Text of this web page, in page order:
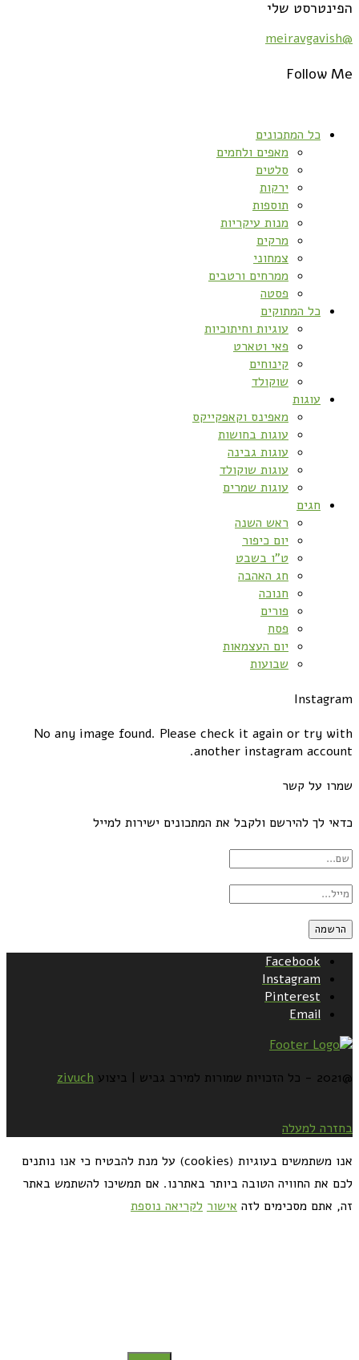
הפינטרסט שלי
@meiravgavish
Follow Me
כל המתכונים
מאפים ולחמים
סלטים
ירקות
תוספות
מנות עיקריות
מרקים
צמחוני
ממרחים ורטבים
פסטה
כל המתוקים
עוגיות וחיתוכיות
פאי וטארט
קינוחים
שוקולד
עוגות
מאפינס וקאפקייקס
עוגות בחושות
עוגות גבינה
עוגות שוקולד
עוגות שמרים
חגים
ראש השנה
יום כיפור
ט”ו בשבט
חג האהבה
חנוכה
פורים
פסח
יום העצמאות
שבועות
Instagram
No any image found. Please check it again or try with
another instagram account.
שמרו על קשר
כדאי לך להירשם ולקבל את המתכונים ישירות למייל
Facebook
Instagram
Pinterest
Email
@2021 - כל הזכויות שמורות למירב גביש | ביצוע zivuch
בחזרה למעלה
אנו משתמשים בעוגיות (cookies) על מנת להבטיח כי אנו נותנים
לכם את החוויה הטובה ביותר באתרנו. אם תמשיכו להשתמש באתר
זה, אתם מסכימים לזה אישור לקריאה נוספת